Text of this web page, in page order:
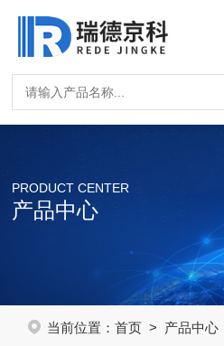
PRODUCT CENTER
产品中心
当前位置： 首页> 产品中心